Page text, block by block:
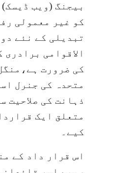
بیجنگ (ویب
کو غیر معمولی
تبدیلی کے نئے
الاقوامی
متحدہ کی جنرل
ذہانت کی صلاحیت
کیے۔
اس قرار داد کے